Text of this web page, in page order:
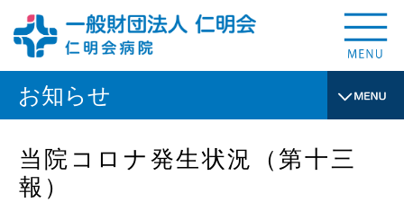
当院コロナ発生状況（第十三
報）
お知らせ